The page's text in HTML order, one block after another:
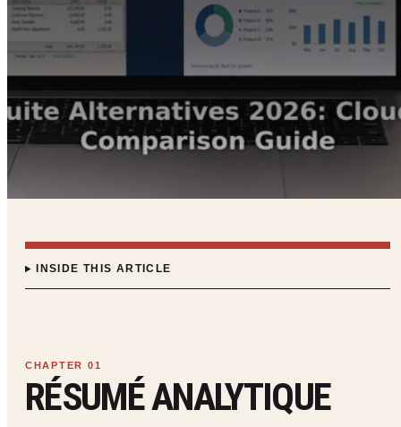
INSIDE THIS ARTICLE
RÉSUMÉ ANALYTIQUE